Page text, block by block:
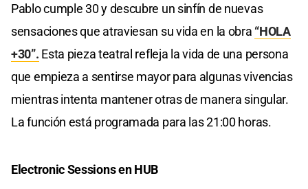
Pablo cumple 30 y descubre un sinfín de nuevas
sensaciones que atraviesan su vida en la obra “HOLA
+30”. Esta pieza teatral refleja la vida de una persona
que empieza a sentirse mayor para algunas vivencias
mientras intenta mantener otras de manera singular.
La función está programada para las 21:00 horas.
Electronic Sessions en HUB